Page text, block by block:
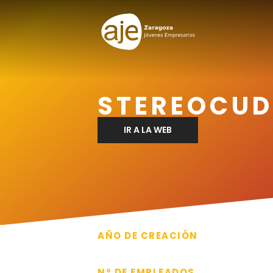
IR A LA WEB
AÑO DE CREACIÓN